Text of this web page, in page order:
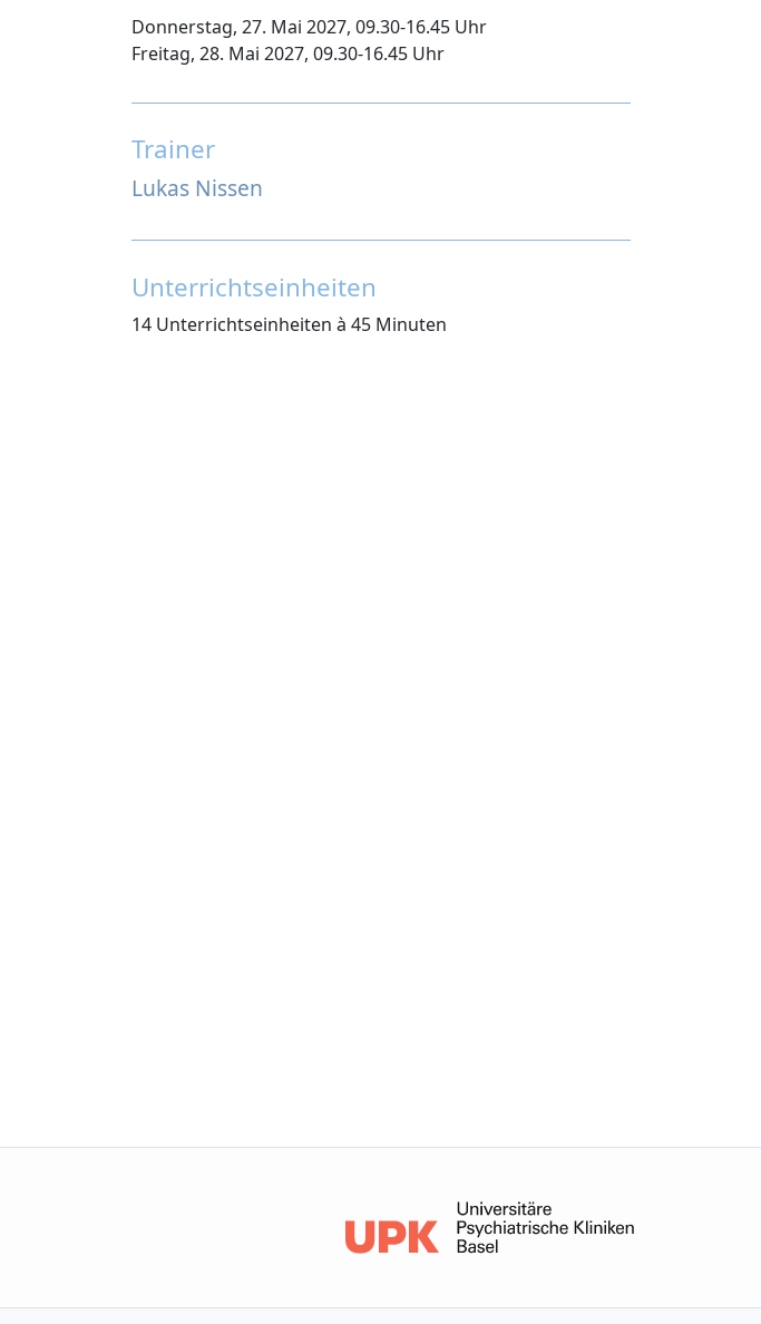
Donnerstag, 27. Mai 2027, 09.30-16.45 Uhr
Freitag, 28. Mai 2027, 09.30-16.45 Uhr
Trainer
Lukas Nissen
Unterrichtseinheiten
14 Unterrichtseinheiten à 45 Minuten